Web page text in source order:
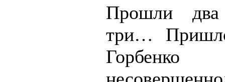
Прошли
три…